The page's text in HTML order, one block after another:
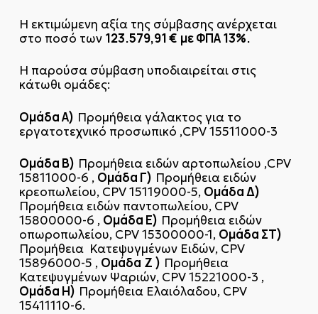
Η εκτιμώμενη αξία της σύμβασης ανέρχεται
στο ποσό των 123.579,91 € με ΦΠΑ 13%.
Η παρούσα σύμβαση υποδιαιρείται στις
κάτωθι ομάδες:
Ομάδα Α) Προμήθεια γάλακτος για το
εργατοτεχνικό προσωπικό ,CPV 15511000-3
Ομάδα Β) Προμήθεια ειδών αρτοπωλείου ,CPV
15811000-6 , Ομάδα Γ) Προμήθεια ειδών
κρεοπωλείου, CPV 15119000-5, Ομάδα Δ)
Προμήθεια ειδών παντοπωλείου, CPV
15800000-6 , Ομάδα Ε) Προμήθεια ειδών
οπωροπωλείου, CPV 15300000-1, Ομάδα ΣΤ)
Προμήθεια Κατεψυγμένων Ειδών, CPV
15896000-5 , Ομάδα Z ) Προμήθεια
Κατεψυγμένων Ψαριών, CPV 15221000-3 ,
Ομάδα Η) Προμήθεια Ελαιόλαδου, CPV
15411110-6.